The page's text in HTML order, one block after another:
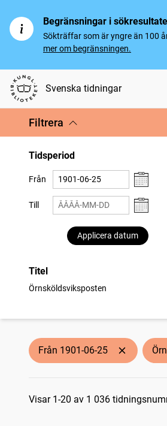
Begränsningar i
Sökträffar som är yngre än 100
mer om begränsningen.
Svenska tidningar
Filtrera
Tidsperiod
Från
Till
Applicera datum
Titel
Örnsköldsviksposten
träffar
Från 1901-06-25
Sökresultat
Visar 1-20 av 1 036